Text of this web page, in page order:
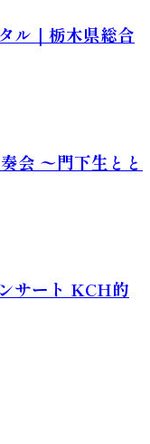
ル｜栃木県総合
会 〜門下生とと
サート KCH的